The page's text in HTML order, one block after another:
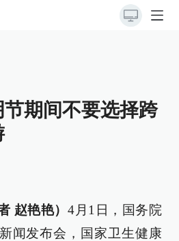
期间不要选择跨
赵艳艳）4月1日，国务院
闻发布会，国家卫生健康